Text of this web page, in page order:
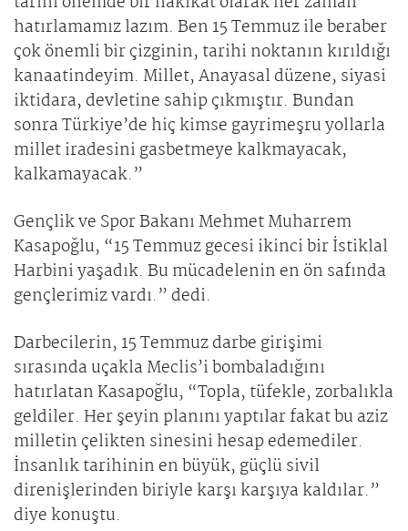
hatırlamamız lazım. Ben 15 Temmuz ile beraber
çok önemli bir çizginin, tarihi noktanın kırıldığı
kanaatindeyim. Millet, Anayasal düzene, siyasi
iktidara, devletine sahip çıkmıştır. Bundan
sonra Türkiye’de hiç kimse gayrimeşru yollarla
millet iradesini gasbetmeye kalkmayacak,
kalkamayacak.”
Gençlik ve Spor Bakanı Mehmet Muharrem
Kasapoğlu, “15 Temmuz gecesi ikinci bir İstiklal
Harbini yaşadık. Bu mücadelenin en ön safında
gençlerimiz vardı.” dedi.
Darbecilerin, 15 Temmuz darbe girişimi
sırasında uçakla Meclis’i bombaladığını
hatırlatan Kasapoğlu, “Topla, tüfekle, zorbalıkla
geldiler. Her şeyin planını yaptılar fakat bu aziz
milletin çelikten sinesini hesap edemediler.
İnsanlık tarihinin en büyük, güçlü sivil
direnişlerinden biriyle karşı karşıya kaldılar.”
diye konuştu.